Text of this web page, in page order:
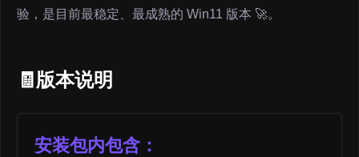
验，是目前最稳定、最成熟的 Win11 版本 🚀。
🧾版本说明
安装包内包含：